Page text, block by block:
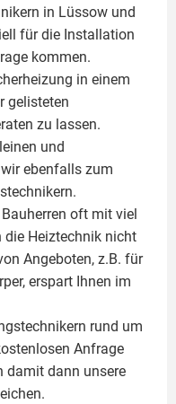
in Lüssow und
für die Installation
kommen.
in einem
gelisteten
zu lassen.
und
ebenfalls zum
oft mit viel
die Heiztechnik nicht
Angeboten, z.B. für
, erspart Ihnen im
rund um
Anfrage
damit dann unsere